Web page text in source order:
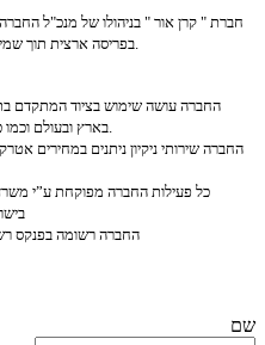
חברת " קרן אור " בניהולו של מנכ"ל
בפריסה ארצית תוך שמירה על שירות ורמת אמינות מהמובילות בתחום.
החברה עושה שימוש בציוד המתקדם
בארץ ובעולם וכמו כן מעסיקה עובדים וותיקים בעלי מיומנות גבוהה.
החברה שירותי ניקיון ניתנים במחירים
כל פעילות החברה מפוקחת ע”י
החברה רשומה בפנקס
שם